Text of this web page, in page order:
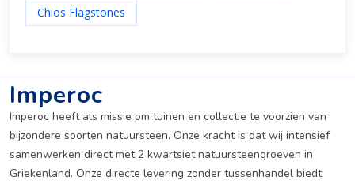
Chios Flagstones
Imperoc
Imperoc heeft als missie om tuinen en collectie te voorzien van
bijzondere soorten natuursteen. Onze kracht is dat wij intensief
samenwerken direct met 2 kwartsiet natuursteengroeven in
Griekenland. Onze directe levering zonder tussenhandel biedt